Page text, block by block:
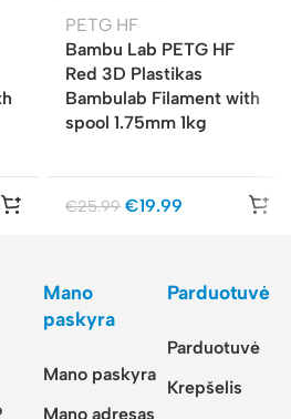
PETG HF
Bambu Lab PETG HF
Red 3D Plastikas
Bambulab Filament with
spool 1.75mm 1kg
€25.99 €19.99
Mano
paskyra
Mano paskyra
Mano adresas
Parduotuvė
Parduotuvė
Krepšelis